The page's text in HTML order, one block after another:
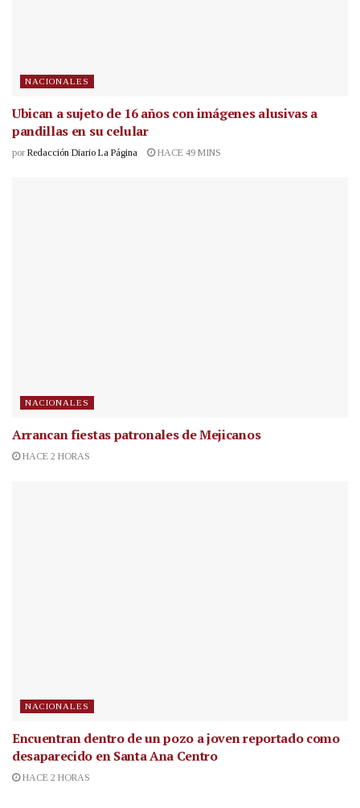
NACIONALES
Ubican a sujeto de 16 años con imágenes alusivas a
pandillas en su celular
por Redacción Diario La Página HACE 49 MINS
NACIONALES
Arrancan fiestas patronales de Mejicanos
HACE 2 HORAS
NACIONALES
Encuentran dentro de un pozo a joven reportado como
desaparecido en Santa Ana Centro
HACE 2 HORAS